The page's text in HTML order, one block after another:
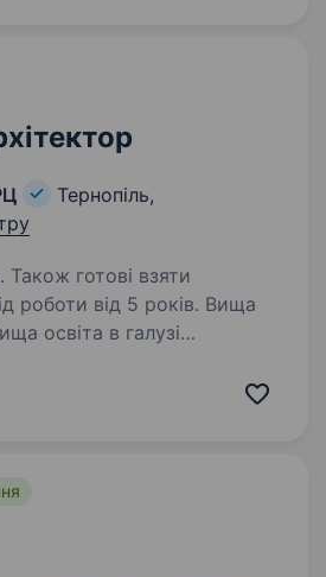
Тернопіль,
Також готові взяти
роботи від 5 років. Вища